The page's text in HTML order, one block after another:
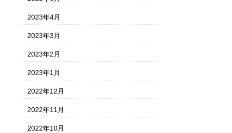
2023年4月
2023年3月
2023年2月
2023年1月
2022年12月
2022年11月
2022年10月